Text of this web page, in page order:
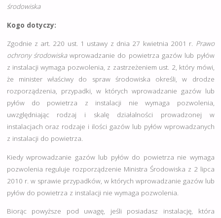
środowiska
Kogo dotyczy:
Zgodnie z art. 220 ust. 1 ustawy z dnia 27 kwietnia 2001 r. Prawo
ochrony środowiskawprowadzanie do powietrza gazów lub pyłów
z instalacji wymaga pozwolenia, z zastrzeżeniem ust. 2, który mówi,
że minister właściwy do spraw środowiska określi, w drodze
rozporządzenia, przypadki, w których wprowadzanie gazów lub
pyłów do powietrza z instalacji nie wymaga pozwolenia,
uwzględniając rodzaj i skalę działalności prowadzonej w
instalacjach oraz rodzaje i ilości gazów lub pyłów wprowadzanych
z instalacji do powietrza.
Kiedy wprowadzanie gazów lub pyłów do powietrza nie wymaga
pozwolenia reguluje rozporządzenie Ministra Środowiska z 2 lipca
2010 r. w sprawie przypadków, w których wprowadzanie gazów lub
pyłów do powietrza z instalacji nie wymaga pozwolenia.
Biorąc powyższe pod uwagę, jeśli posiadasz instalację, która